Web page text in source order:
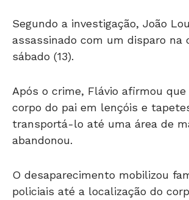
Segundo a investigação, João
assassinado com um disparo na
sábado (13).
Após o crime, Flávio afirmou
corpo do pai em lençóis e
transportá-lo até uma área de
abandonou.
O desaparecimento mobilizou
policiais até a localização do